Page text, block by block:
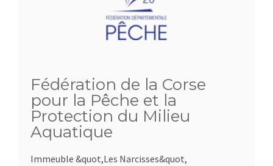
Fédération de la Corse
pour la Pêche et la
Protection du Milieu
Aquatique
Immeuble &quot,Les Narcisses&quot,